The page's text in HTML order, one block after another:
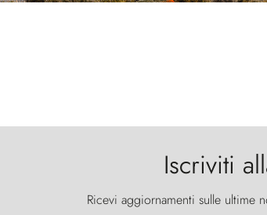
Iscriviti
Ricevi aggiornamenti sulle ultime